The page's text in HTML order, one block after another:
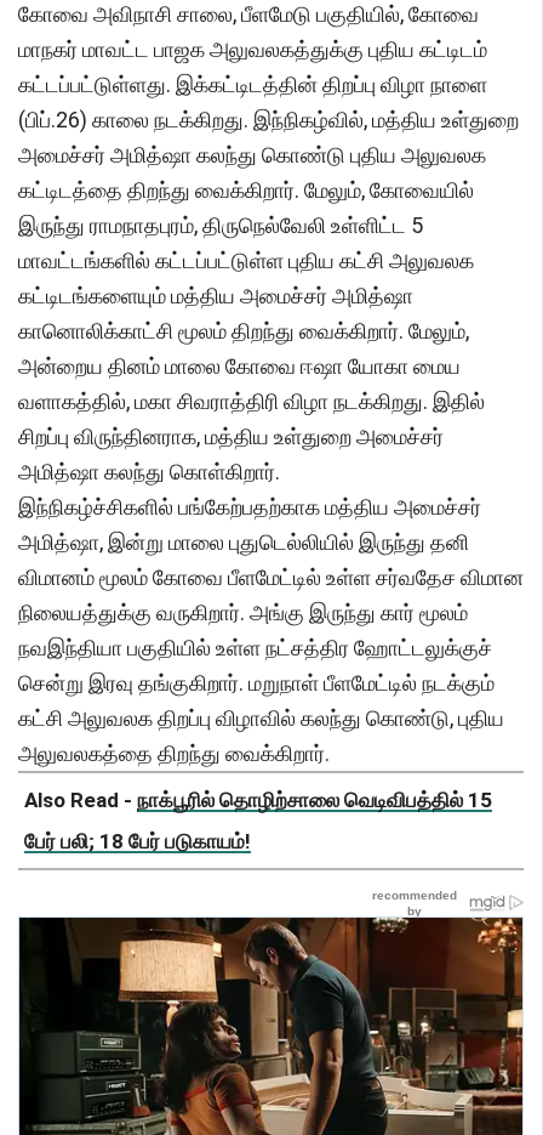
கோவை அவிநாசி சாலை, பீளமேடு பகுதியில், கோவை
மாநகர் மாவட்ட பாஜக அலுவலகத்துக்கு புதிய கட்டிடம்
கட்டப்பட்டுள்ளது. இக்கட்டிடத்தின் திறப்பு விழா நாளை
(பிப்.26) காலை நடக்கிறது. இந்நிகழ்வில், மத்திய உள்துறை
அமைச்சர் அமித்ஷா கலந்து கொண்டு புதிய அலுவலக
கட்டிடத்தை திறந்து வைக்கிறார். மேலும், கோவையில்
இருந்து ராமநாதபுரம், திருநெல்வேலி உள்ளிட்ட 5
மாவட்டங்களில் கட்டப்பட்டுள்ள புதிய கட்சி அலுவலக
கட்டிடங்களையும் மத்திய அமைச்சர் அமித்ஷா
கானொலிக்காட்சி மூலம் திறந்து வைக்கிறார். மேலும்,
அன்றைய தினம் மாலை கோவை ஈஷா யோகா மைய
வளாகத்தில், மகா சிவராத்திரி விழா நடக்கிறது. இதில்
சிறப்பு விருந்தினராக, மத்திய உள்துறை அமைச்சர்
அமித்ஷா கலந்து கொள்கிறார்.
இந்நிகழ்ச்சிகளில் பங்கேற்பதற்காக மத்திய அமைச்சர்
அமித்ஷா, இன்று மாலை புதுடெல்லியில் இருந்து தனி
விமானம் மூலம் கோவை பீளமேட்டில் உள்ள சர்வதேச விமான
நிலையத்துக்கு வருகிறார். அங்கு இருந்து கார் மூலம்
நவஇந்தியா பகுதியில் உள்ள நட்சத்திர ஹோட்டலுக்குச்
சென்று இரவு தங்குகிறார். மறுநாள் பீளமேட்டில் நடக்கும்
கட்சி அலுவலக திறப்பு விழாவில் கலந்து கொண்டு, புதிய
அலுவலகத்தை திறந்து வைக்கிறார்.
Also Read - நாக்பூரில் தொழிற்சாலை வெடிவிபத்தில் 15
பேர் பலி; 18 பேர் படுகாயம்!